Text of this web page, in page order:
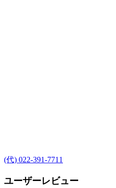
(代) 022-391-7711
ユーザーレビュー